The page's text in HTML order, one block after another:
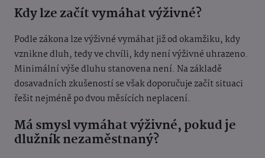
Kdy lze začít vymáhat výživné?
Podle zákona lze výživné vymáhat již od okamžiku, kdy
vznikne dluh, tedy ve chvíli, kdy není výživné uhrazeno.
Minimální výše dluhu stanovena není. Na základě
dosavadních zkušeností se však doporučuje začít situaci
řešit nejméně po dvou měsících neplacení.
Má smysl vymáhat výživné, pokud je
dlužník nezaměstnaný?